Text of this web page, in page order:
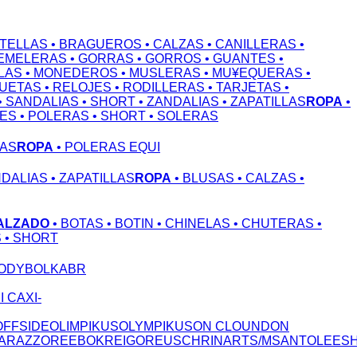
• BRAGUEROS • CALZAS • CANILLERAS •
• GORRAS • GORROS • GUANTES •
• MONEDEROS • MUSLERAS • MU¥EQUERAS •
• RELOJES • RODILLERAS • TARJETAS •
SANDALIAS • SHORT • ZANDALIAS • ZAPATILLAS ROPA •
• POLERAS • SHORT • SOLERAS
ROPA • POLERAS EQUI
• ZAPATILLAS ROPA • BLUSAS • CALZAS •
• BOTAS • BOTIN • CHINELAS • CHUTERAS •
• SHORT
BOLKABR
I CAX I-
OLIMPIKUSOLYMPIKUSON CLOUNDON
RAZZOREEBOKREIGOREUSCH RINARTS/MSANTOLEE